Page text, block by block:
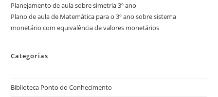
Planejamento de aula sobre simetria 3º ano
Plano de aula de Matemática para o 3º ano sobre sistema
monetário com equivalência de valores monetários
Categorias
Biblioteca Ponto do Conhecimento